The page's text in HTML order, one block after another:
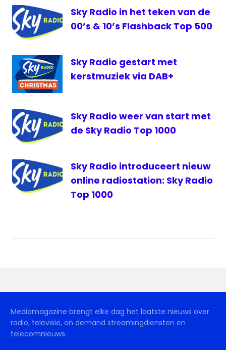
Sky
Radio
tram
Sky Radio in het teken van de
00’s & 10’s Flashback Top 500
Sky Radio gestart met
kerstmuziek via DAB+
Sky Radio weer van start met
de Sky Radio Top 1000
Sky Radio introduceert nieuw
online radiostation: Sky Radio
Top 1000
Mediamagazine brengt elke dag het laatste nieuws over
radio, televisie, on demand streamingdiensten en
telecomnieuws.